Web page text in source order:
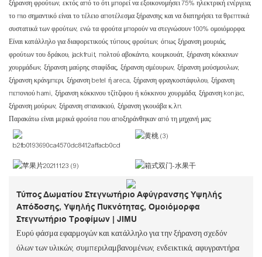
ξήρανση φρούτων, εκτός από το ότι μπορεί να εξοικονομήσει 75% ηλεκτρική ενέργεια,
το πιο σημαντικό είναι το τέλειο αποτέλεσμα ξήρανσης και να διατηρήσει τα θρεπτικά
συστατικά των φρούτων, ενώ τα φρούτα μπορούν να στεγνώσουν 100% ομοιόμορφα.
Είναι κατάλληλο για διαφορετικούς τύπους φρούτων, όπως ξήρανση μουριάς,
φρούτων του δράκου, jackfruit, πολτού αβοκάντο, κουμκουάτ, ξήρανση κόκκινων
χουρμάδων, ξήρανση μαύρης σταφίδας, ξήρανση σμέουρων, ξήρανση μούσμουλων,
ξήρανση κράνμπερι, ξήρανση betel ή areca, ξήρανση φραγκοστάφυλου, ξήρανση
πεπονιού hami, ξήρανση κόκκινου τζίτζιφου ή κόκκινου χουρμάδα, ξήρανση konjac,
ξήρανση μούρων, ξήρανση σπανακιού, ξήρανση γκουάβα κ.λπ.
Παρακάτω είναι μερικά φρούτα που αποξηράνθηκαν από τη μηχανή μας:
Τύπος Δωματίου Στεγνωτήριο Αφύγρανσης Υψηλής
Απόδοσης, Υψηλής Πυκνότητας, Ομοιόμορφα
Στεγνωτήριο Τροφίμων | JIMU
Ευρύ φάσμα εφαρμογών και κατάλληλο για την ξήρανση σχεδόν
όλων των υλικών, συμπεριλαμβανομένων, ενδεικτικά, αφυγραντήρα